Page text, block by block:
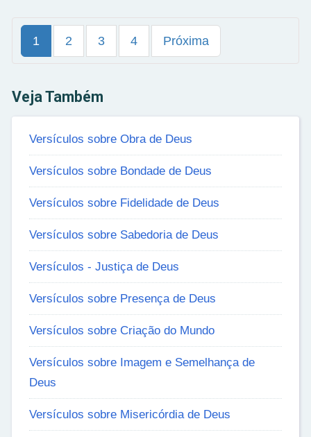
1 2 3 4 Próxima
Veja Também
Versículos sobre Obra de Deus
Versículos sobre Bondade de Deus
Versículos sobre Fidelidade de Deus
Versículos sobre Sabedoria de Deus
Versículos - Justiça de Deus
Versículos sobre Presença de Deus
Versículos sobre Criação do Mundo
Versículos sobre Imagem e Semelhança de
Deus
Versículos sobre Misericórdia de Deus